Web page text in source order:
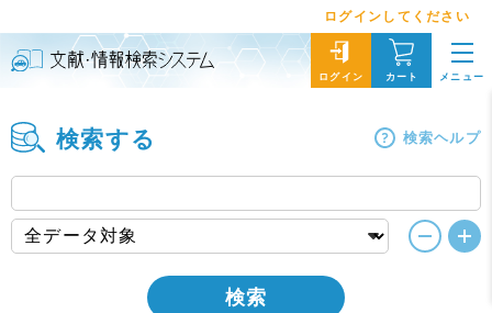
ログインしてください
ログイン カート メニュー
検索する 検索ヘルプ
検索